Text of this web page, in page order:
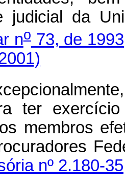
judicial da
no73, de 1993
ter
membros
nº 2.180-